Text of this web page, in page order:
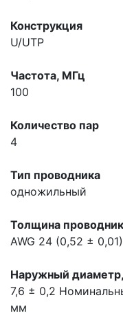
Конструкция
U/UTP
Частота, МГц
100
Количество пар
4
Тип проводника
одножильный
Толщина
AWG 24 (0,52 ± 0,01)
Наружный
7,6 ± 0,2
мм